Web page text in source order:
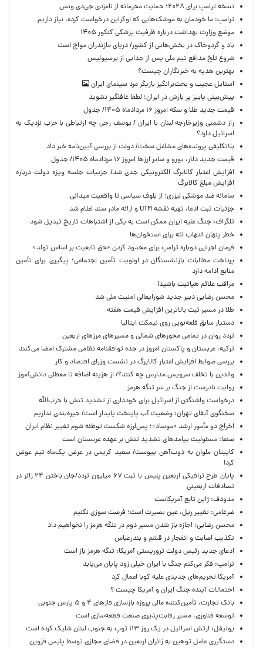
نسخه ترامپ برای ۲۰۲۸؛ حمایت محرمانه از نامزدی جی‌دی ونس
ترامپ: ما خودمان به موشک‌هایی که اوکراین درخواست کرده، نیاز داریم
موضع وزارت بهداشت درباره ظرفیت پزشکی کنکور ۱۴۰۵
باد و گردوخاک در بخش‌هایی از کشور/ دریای مازندران مواج است
شروع تلخ مدافع تیم ملی پس از جدایی از پرسپولیس
بهترین هدیه به خبرنگاران چیست؟
استایل عجیب و بحث‌برانگیز بازیگر مرد سینمای ایران
پیش‌بینی پاییز پر بارش در ایران؛ لطفا غافلگیر نشوید
قیمت جدید طلا و سکه امروز ۱۶ مردادماه ۱۴۰۵/ جدول
راز دشمنی وزیرخارجه لبنان با ایران / یوسف رجی چه ارتباطی با حزب نزدیک به
اسرائیل دارد؟
بلاتکلیفی پرونده‌های مشاغل سخت/ دولت از بررسی آیین‌نامه خبر داد
قیمت جدید دلار، یورو و سایر ارزها امروز ۱۶ مردادماه ۱۴۰۵/ جدول
افزایش اعتبار کالابرگ الکترونیکی جدی شد/ جزییات جلسه ویژه دولت درباره
افزایش مبلغ کالابرگ
سامانه ضد موشکی لیزری؛ از بلوف سیاسی تا واقعیت میدانی
جزئیات ثبت ادعا، تهیه نقشه UTM و ارائه مادر سند اعلام شد
تلگراف: جنگ علیه ایران ممکن است به یکی از اشتباهات تاریخ تبدیل شود
خطر پنهان التهاب لثه برای استخوان‌ها
فرمان اجرایی دوباره ترامپ برای محدود کردن «حق تابعیت بر اساس تولد»
پرداخت مطالبات بازنشستگان در اولویت تأمین اجتماعی؛ پیگیری برای تأمین
منابع ادامه دارد
مراقب علائم هپاتیت باشید!
محسن رضایی دبیر جدید شورایعالی امنیت ملی شد
طلا در مسیر ثبت بالاترین افزایش قیمت هفته
دستیار سابق قلعه‌نویی روی نیمکت ایتالیا
تردد روان در تمامی محورهای شمالی و مسیرهای مرزهای اربعین
ترکیه، عربستان و پاکستان امروز در جده توافقنامه نظامی مشترک امضا می‌کنند
بررسی ضوابط افزایش اعتبار کالابرگ در نشست وزرای اقتصاد و کار
والدین با تخلف سرویس مدارس چه کنند؟/ از هزینه اضافه تا معطلی دانش‌آموز
روایت نادرست از جنگ بر سَر تنگه هرمز
درخواست واشنگتن از اسرائیل برای خودداری از تشدید تنش با حزب‌الله
سخنگوی آبفای تهران: وضعیت آب پایتخت پایدار است/ جیره‌بندی نداریم
اخراج دو مأمور ارشد «موساد»؛ پس‌لرزه شکست توطئه شوم تغییر نظام ایران
صنعا: مسئولیت پیامدهای تشدید تنش بر عهده عربستان است
کاپیتان ملوان به ذوب‌آهن پیوست/ سعید کریمی در عرض یک‌ماه تیم عوض
کرد!
پایان طرح ترافیکی اربعین پلیس با ثبت ۶۷ میلیون تردد/جان باختن ۲۴ زائر در
تصادفات اربعینی
مدودف: ژاپن تابع آمریکاست
ضرغامی: تغییر ریل، عین بصیرت است؛ فرصت سوزی نکنیم
محسن رضایی: اجازه باز شدن مسیر دوم در تنگه هرمز را نخواهیم داد
تکذیب اصابت و انفجار در قشم و بندرعباس
ادعای جدید رئیس دولت تروریستی آمریکا: تنگه هرمز باز است
ترامپ: فکر می‌کنم جنگ با ایران خیلی زود پایان می‌یابد
آمریکا تحریم‌های جدیدی علیه کوبا اعمال کرد
احتمالات آینده جنگ ایران و آمریکا چیست ؟
بانک تجارت، تأمین‌کننده مالی پروژه بازسازی فازهای ۴ و ۵ پارس جنوبی
توسعه فناوری، مسیر رقابت‌پذیری صنعت قطعه‌سازی است
یونیفل: ارتش اسرائیل در یک روز ۱۱۳ توپ به جنوب لبنان شلیک کرده است
دستگیری عامل توهین به زائران اربعین در فضای مجازی توسط پلیس قزوین